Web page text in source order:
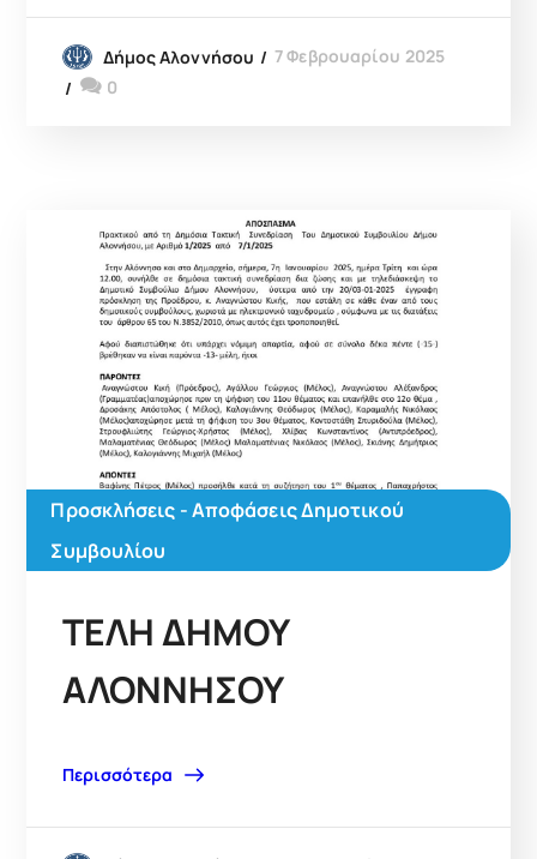
Δήμος Αλοννήσου
7 Φεβρουαρίου 2025
0
Προσκλήσεις - Αποφάσεις Δημοτικού
Συμβουλίου
ΤΕΛΗ ΔΗΜΟΥ
ΑΛΟΝΝΗΣΟΥ
Περισσότερα